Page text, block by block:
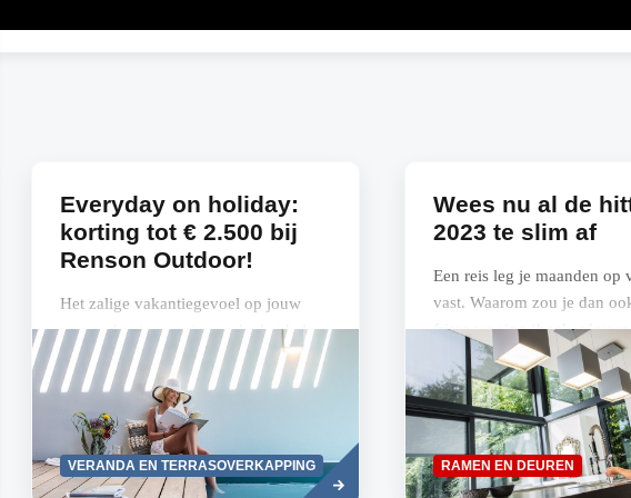
Everyday on holiday:
korting tot € 2.500 bij
Renson Outdoor!
Het zalige vakantiegevoel op jouw
terras of in jouw tuin, en dat het hele
jaar door? Met een Renson
terrasoverkapping is het niet langer
aftellen naar...
VERANDA EN TERRASOVERKAPPINGRead
more
Wees nu al de
2023 te slim af
Een reis leg je maanden op
vast. Waarom zou je dan
frisse woning ‘boeken’
komende zomer?
RAMEN EN DEUREN